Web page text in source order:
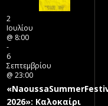
2
Ιουλίου
@ 8:00
-
6
Σεπτεμβρίου
@ 23:00
2026»: Καλοκαίρι